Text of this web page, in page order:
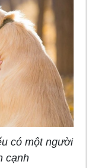
có một người
cạnh